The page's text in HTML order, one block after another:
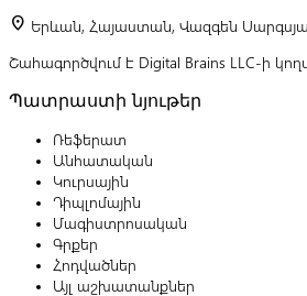
location_on Երևան, Հայաստան, Վազգեն
Շահագործվում է Digital Brains LLC-ի
Պատրաստի նյութեր
Ռեֆերատ
Անհատական
Կուրսային
Դիպլոմային
Մագիստրոսական
Գրքեր
Հոդվածներ
Այլ աշխատանքներ